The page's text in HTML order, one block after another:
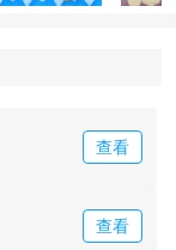
查看
查看